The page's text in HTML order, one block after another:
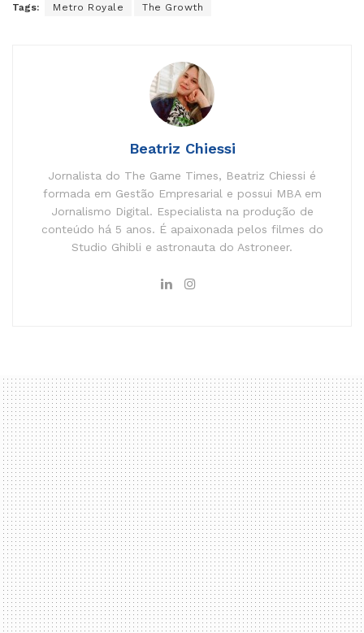
Tags: Metro Royale The Growth
Beatriz Chiessi
Jornalista do The Game Times, Beatriz Chiessi é
formada em Gestão Empresarial e possui MBA em
Jornalismo Digital. Especialista na produção de
conteúdo há 5 anos. É apaixonada pelos filmes do
Studio Ghibli e astronauta do Astroneer.